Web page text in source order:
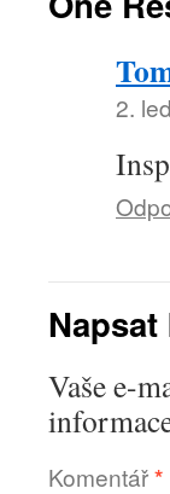
2.
Vaše e-
Komentář*